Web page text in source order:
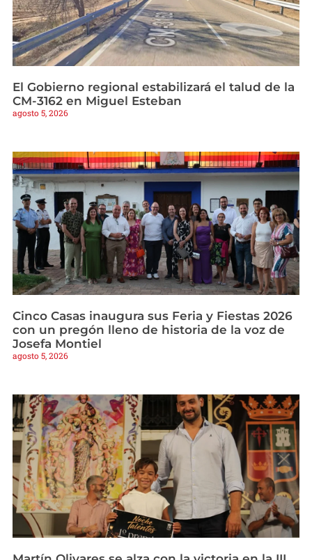
El Gobierno regional estabilizará el talud de la
CM-3162 en Miguel Esteban
agosto 5, 2026
Cinco Casas inaugura sus Feria y Fiestas 2026
con un pregón lleno de historia de la voz de
Josefa Montiel
agosto 5, 2026